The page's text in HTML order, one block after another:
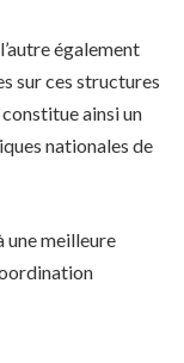
également
sur ces structures
ainsi un
nationales de
une meilleure